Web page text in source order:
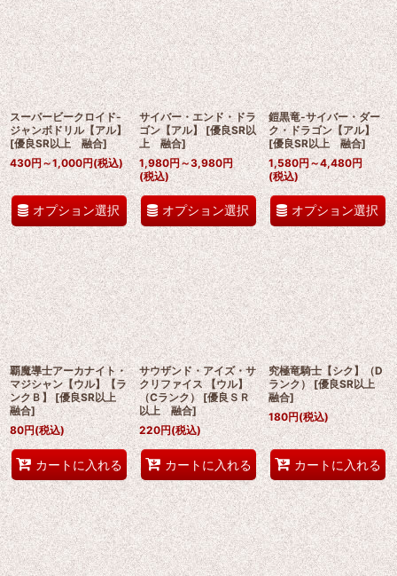
スーパービークロイド-
ジャンボドリル【アル】
[優良SR以上 融合]
430円～1,000円(税込)
オプション選択
サイバー・エンド・ドラ
ゴン【アル】 [優良SR以
上 融合]
1,980円～3,980円
(税込)
オプション選択
鎧黒竜-サイバー・ダー
ク・ドラゴン【アル】
[優良SR以上 融合]
1,580円～4,480円
(税込)
オプション選択
覇魔導士アーカナイト・
マジシャン【ウル】【ラ
ンクＢ】 [優良SR以上
融合]
80円(税込)
カートに入れる
サウザンド・アイズ・サ
クリファイス 【ウル】
（Cランク） [優良ＳＲ
以上 融合]
220円(税込)
カートに入れる
究極竜騎士【シク】（D
ランク） [優良SR以上
融合]
180円(税込)
カートに入れる